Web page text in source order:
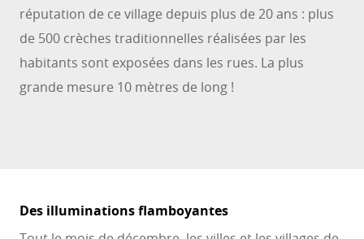
réputation de ce village depuis plus de 20 ans : plus
de 500 crèches traditionnelles réalisées par les
habitants sont exposées dans les rues. La plus
grande mesure 10 mètres de long !
Des illuminations flamboyantes